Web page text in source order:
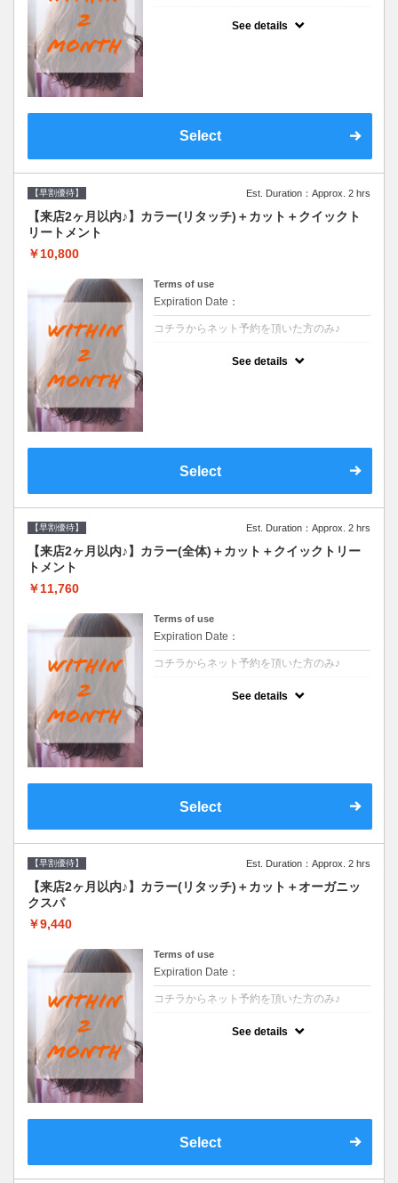
See details
Select
【早割優待】 Est. Duration：Approx. 2 hrs
【来店2ヶ月以内♪】カラー(リタッチ)＋カット＋クイックト
リートメント
￥10,800
Terms of use
Expiration Date：
コチラからネット予約を頂いた方のみ♪
See details
Select
【早割優待】 Est. Duration：Approx. 2 hrs
【来店2ヶ月以内♪】カラー(全体)＋カット＋クイックトリー
トメント
￥11,760
Terms of use
Expiration Date：
コチラからネット予約を頂いた方のみ♪
See details
Select
【早割優待】 Est. Duration：Approx. 2 hrs
【来店2ヶ月以内♪】カラー(リタッチ)＋カット＋オーガニッ
クスパ
￥9,440
Terms of use
Expiration Date：
コチラからネット予約を頂いた方のみ♪
See details
Select